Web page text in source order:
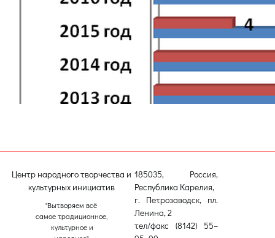
Центр народного творчества и
культурных инициатив
"Вытворяем всё
самое традиционное,
культурное и
185035, Россия,
Республика Карелия,
г. Петрозаводск, пл.
Ленина, 2
тел/факс (8142) 55–